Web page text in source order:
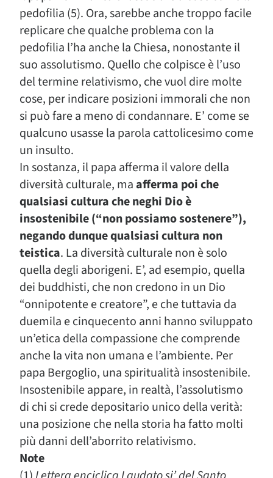
pedofilia (5). Ora, sarebbe anche troppo facile
replicare che qualche problema con la
pedofilia l’ha anche la Chiesa, nonostante il
suo assolutismo. Quello che colpisce è l’uso
del termine relativismo, che vuol dire molte
cose, per indicare posizioni immorali che non
si può fare a meno di condannare. E’ come se
qualcuno usasse la parola cattolicesimo come
un insulto.
In sostanza, il papa afferma il valore della
diversità culturale, maafferma poi che
qualsiasi cultura che neghi Dio è
insostenibile (“non possiamo sostenere”),
negando dunque qualsiasi cultura non
teistica. La diversità culturale non è solo
quella degli aborigeni. E’, ad esempio, quella
dei buddhisti, che non credono in un Dio
“onnipotente e creatore”, e che tuttavia da
duemila e cinquecento anni hanno sviluppato
un’etica della compassione che comprende
anche la vita non umana e l’ambiente. Per
papa Bergoglio, una spiritualità insostenibile.
Insostenibile appare, in realtà, l’assolutismo
di chi si crede depositario unico della verità:
una posizione che nella storia ha fatto molti
più danni dell’aborrito relativismo.
Note